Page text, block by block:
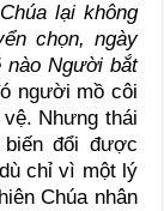
lại không
chọn, ngày
nào Người bắt
người mồ côi
Nhưng thái
đổi được
chỉ vì một lý
Chúa nhân